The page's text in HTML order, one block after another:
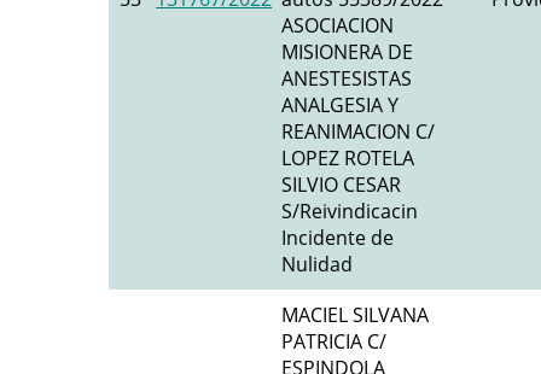
ASOCIACION
MISIONERA DE
ANESTESISTAS
ANALGESIA Y
REANIMACION C/
LOPEZ ROTELA
SILVIO CESAR
S/Reivindicacin
Incidente de
Nulidad
MACIEL SILVANA
PATRICIA C/
ESPINDOLA